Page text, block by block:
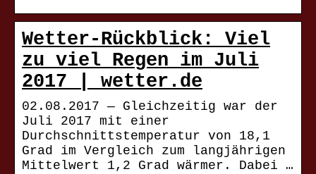
Wetter-Rückblick: Viel
zu viel Regen im Juli
2017 | wetter.de
02.08.2017 — Gleichzeitig war der
Juli 2017 mit einer
Durchschnittstemperatur von 18,1
Grad im Vergleich zum langjährigen
Mittelwert 1,2 Grad wärmer. Dabei …